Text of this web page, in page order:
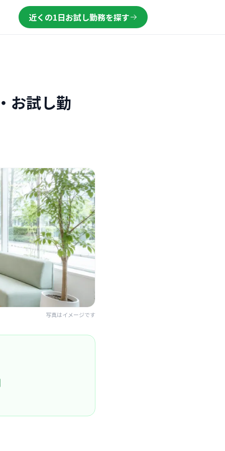
近くの1日お試し勤務を探す
お試し勤
写真はイメージです